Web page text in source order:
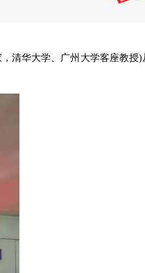
清华大学、广州大学客座教授)